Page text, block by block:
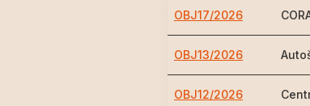
OBJ17/2026
OBJ13/2026
OBJ12/2026